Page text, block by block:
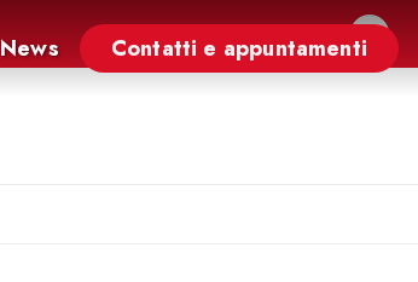
×
News Contatti e appuntamenti